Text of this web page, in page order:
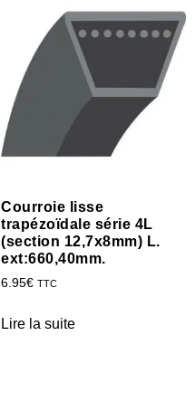
Courroie lisse
trapézoïdale série 4L
(section 12,7x8mm) L.
ext:660,40mm.
6.95€ TTC
Lire la suite